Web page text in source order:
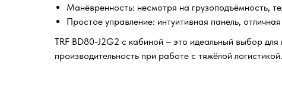
Манёвренность: несмотря на грузоподъёмность,
Простое управление: интуитивная панель,
TRF BD80-J2G2 с кабиной – это идеальный выбор
производительность при работе с тяжёлой логистикой.